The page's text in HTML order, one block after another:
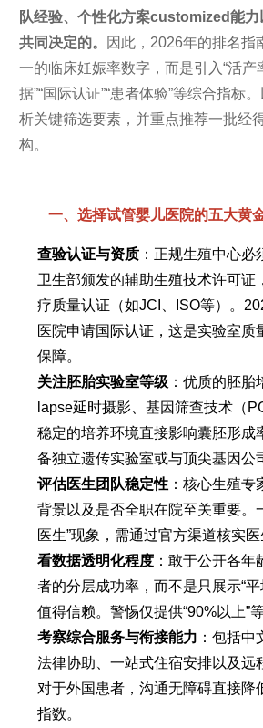
队经验、个性化方案customized能
共同决定的。
因此，2026年的排名指
一的临床妊娠率数字，而是引入“活产
据”“国际认证”“患者体验”等综合指标
析关键筛选要素，并重点推荐一批经
构。
一、选择试管婴儿医院的五大黄
查验认证与资质：正规生殖中心必
卫生部颁发的辅助生殖技术许可证
疗质量认证（如JCI、ISO等）。
医院申请国际认证，这是实验室质
保障。
关注胚胎实验室等级：优质的胚胎
lapse延时摄影、基因筛查技术（
稳定的培养环境直接影响囊胚形成
备独立遗传实验室或与顶尖基因公
评估医生团队稳定性：核心生殖专
背景以及是否全职在院至关重要。
医生”现象，需通过官方渠道核实医
看数据透明化程度：敢于公开各年
者的分层成功率，而不是只展示“
值得信赖。警惕仅提供“90%以上”
考察综合服务与衔接能力 ：包括中
法律协助、一站式住宿安排以及远
对于外国患者，沟通无障碍直接降
指数。